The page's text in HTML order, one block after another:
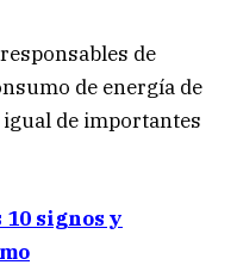
de
de energía de
de importantes
signos y